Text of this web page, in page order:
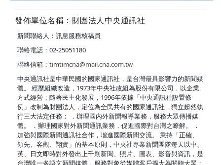
發佈單位名稱：財團法人中央通訊社
新聞聯絡人：訊息服務核稿員
聯絡電話：02-25051180
聯絡信箱： timtimcna@mail.cna.com.tw
中央通訊社是中華民國的國家通訊社，是台灣最具影響力的新聞媒
體。 經歷組織改造，1973年中央社改組為股份有限公司，以企業
方式經營；隨著民主化發展，1996年依據「中央通訊社設置條
例」改制為財團法人，定位為全民共有的國家通訊社，獨立超然執
行三大法定任務： ．辦理國內外新聞報導業務，服務大眾傳播媒
體。 ．辦理國家對外新聞通訊業務，促進國際對台灣之瞭解。 ．
加強與國際新聞通訊社合作，增進國際新聞交流。 秉持「正確、
領先、客觀、翔實」的基本原則，中央社專業新聞團隊每天以中、
英、日文即時對外發出上千則新聞、照片、圖表、影音與資訊，是
台灣唯一多語文新聞媒體，服務對象從媒體客戶擴大為閱聽大眾；